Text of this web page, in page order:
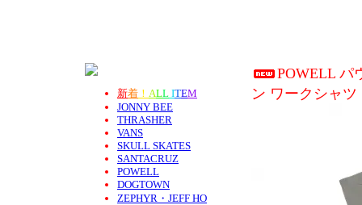
新着 ！ ALL ITEM
JONNY BEE
THRASHER
VANS
SKULL SKATES
SANTACRUZ
POWELL
DOGTOWN
ZEPHYR・JEFF HO
POWELL パ
ン ワークシャ